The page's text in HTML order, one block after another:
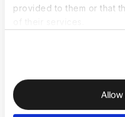
provided to them or that
Allow
Global의 지원은 주
49개국에 분포한
의 품질, 교육 및 경